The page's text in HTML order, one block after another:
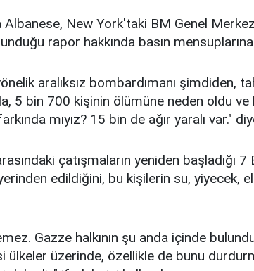
New York'taki BM Genel
rapor hakkında basın
aralıksız bombardımanı şimdiden,
5 bin 700 kişinin ölümüne neden oldu ve
mıyız? 15 bin de ağır yaralı var."
çatışmaların yeniden başladığı 7
edildiğini, bu kişilerin su, yiyecek,
Gazze halkının şu anda içinde
ülkeler üzerinde, özellikle de bunu